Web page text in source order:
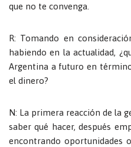
que no te convenga.
R: Tomando en
habiendo en la actualidad,
Argentina a futuro en
el dinero?
N: La primera reacción de la
saber qué hacer, después
encontrando oportunidades